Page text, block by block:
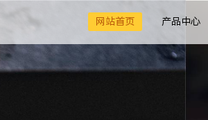
网站首页 产品中心